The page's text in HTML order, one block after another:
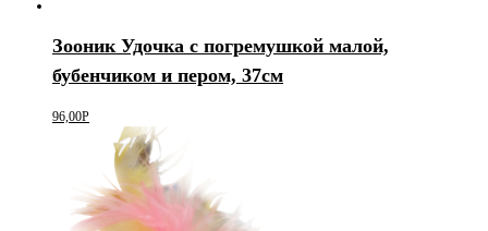
Зооник Удочка с погремушкой малой,
бубенчиком и пером, 37см
96,00Р